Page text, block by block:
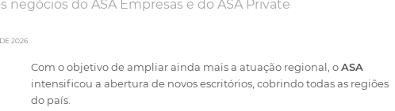
negócios do ASA Empresas e do ASA Private
2026
Com o objetivo de ampliar ainda mais a atuação regional, oASA
intensificou a abertura de novos escritórios, cobrindo todas as regiões
do país.